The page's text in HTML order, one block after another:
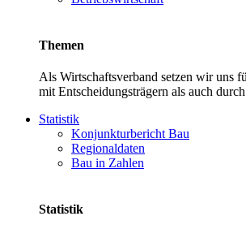
Themen
Als Wirtschaftsverband setzen wir uns
mit Entscheidungsträgern als auch
Statistik
Konjunkturbericht Bau
Regionaldaten
Bau in Zahlen
Statistik